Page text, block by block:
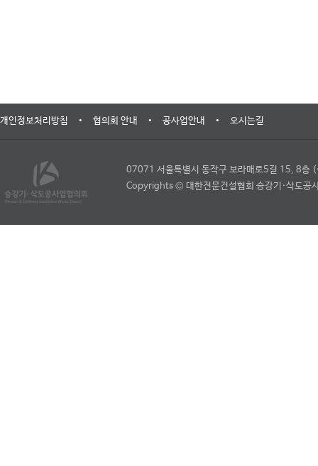
개인정보처리방침 • 협의회 안내 • 공사업안내 • 오시는길
07071 서울특별시 동작구 보라매로5길 15, 8층
Copyrights © 대한전문건설협회 승강기·삭도공